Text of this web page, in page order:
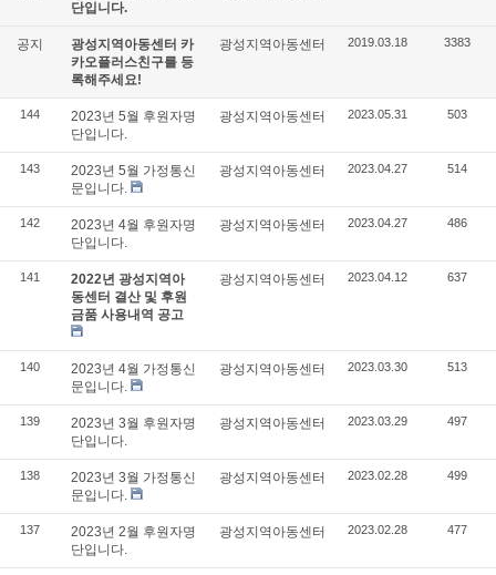
단입니다.
공지
광성지역아동센터 카
카오플러스친구를 등
록해주세요!
광성지역아동센터 2019.03.18 3383
144
2023년 5월 후원자명
단입니다.
광성지역아동센터 2023.05.31 503
143
2023년 5월 가정통신
문입니다.
광성지역아동센터 2023.04.27 514
142
2023년 4월 후원자명
단입니다.
광성지역아동센터 2023.04.27 486
141
2022년 광성지역아
동센터 결산 및 후원
금품 사용내역 공고
광성지역아동센터 2023.04.12 637
140
2023년 4월 가정통신
문입니다.
광성지역아동센터 2023.03.30 513
139
2023년 3월 후원자명
단입니다.
광성지역아동센터 2023.03.29 497
138
2023년 3월 가정통신
문입니다.
광성지역아동센터 2023.02.28 499
137
2023년 2월 후원자명
단입니다.
광성지역아동센터 2023.02.28 477